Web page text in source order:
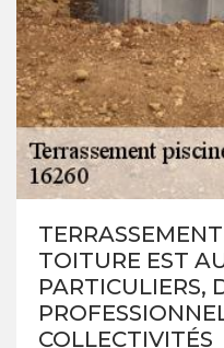
TOITURE EST
PARTICULIERS,
COLLECTIVITÉS